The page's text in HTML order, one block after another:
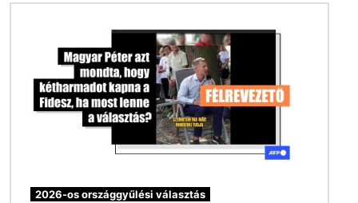
2026-os országgyűlési választás